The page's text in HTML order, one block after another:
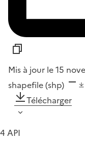
Mis à jour le 15
shapefile (shp)
Télécharger
4 API